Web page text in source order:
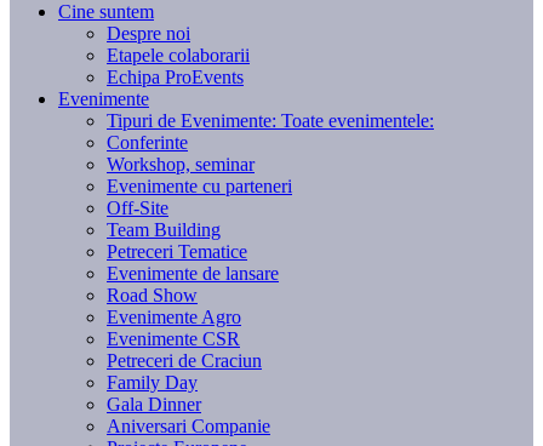
Cine suntem
Despre noi
Etapele colaborarii
Echipa ProEvents
Evenimente
Tipuri de Evenimente: Toate evenimentele:
Conferinte
Workshop, seminar
Evenimente cu parteneri
Off-Site
Team Building
Petreceri Tematice
Evenimente de lansare
Road Show
Evenimente Agro
Evenimente CSR
Petreceri de Craciun
Family Day
Gala Dinner
Aniversari Companie